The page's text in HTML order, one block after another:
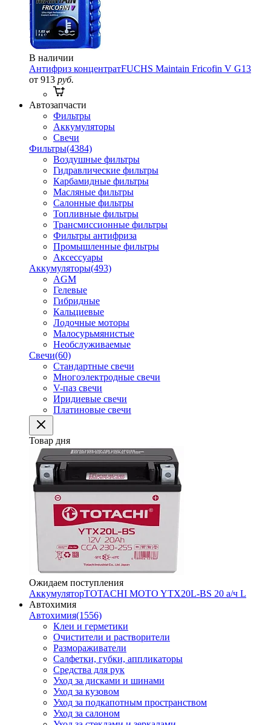
В наличии
Антифриз концентратFUCHS Maintain Fricofin V G13
от 913 руб.
Автозапчасти
Фильтры
Аккумуляторы
Свечи
Фильтры(4384)
Воздушные фильтры
Гидравлические фильтры
Карбамидные фильтры
Масляные фильтры
Салонные фильтры
Топливные фильтры
Трансмиссионные фильтры
Фильтры антифриза
Промышленные фильтры
Аксессуары
Аккумуляторы(493)
AGM
Гелевые
Гибридные
Кальциевые
Лодочные моторы
Малосурьмянистые
Необслуживаемые
Свечи(60)
Стандартные свечи
Многоэлектродные свечи
V-паз свечи
Иридиевые свечи
Платиновые свечи
Товар дня
Ожидаем поступления
АккумуляторTOTACHI MOTO YTX20L-BS 20 а/ч L
Автохимия
Автохимия(1556)
Клеи и герметики
Очистители и растворители
Размораживатели
Салфетки, губки, аппликаторы
Средства для рук
Уход за дисками и шинами
Уход за кузовом
Уход за подкапотным пространством
Уход за салоном